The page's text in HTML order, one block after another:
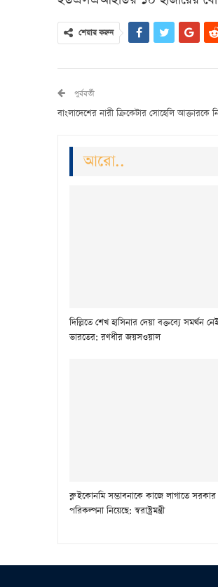
শেয়ার করুন
পুর্ববর্তী
বাংলাদেশের নারী ক্রিকেটার সোহেলি আক্তারকে
আরো..
দিল্লিতে শেখ হাসিনার দেয়া বক্তব্যে সমর্থন
ভারতের: রণধীর জয়সওয়াল
ব্লু ইকোনমি সম্ভাবনাকে কাজে লাগাতে সরকার
পরিকল্পনা নিয়েছে: স্বরাষ্ট্রমন্ত্রী